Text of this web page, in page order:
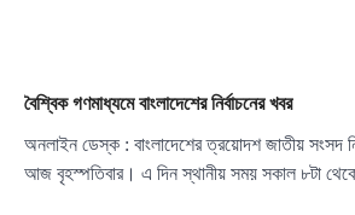
বৈশ্বিক গণমাধ্যমে বাংলাদেশের নির্বাচনের খবর
অনলাইন ডেস্ক : বাংলাদেশের ত্রয়োদশ জাতীয় সংসদ
আজ বৃহস্পতিবার। এ দিন স্থানীয় সময় সকাল ৮টা